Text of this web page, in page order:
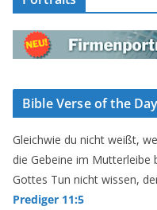
Bible Verse of the Day
Gleichwie du nicht weißt,
die Gebeine im Mutterleibe
Gottes Tun nicht wissen,
Prediger 11:5